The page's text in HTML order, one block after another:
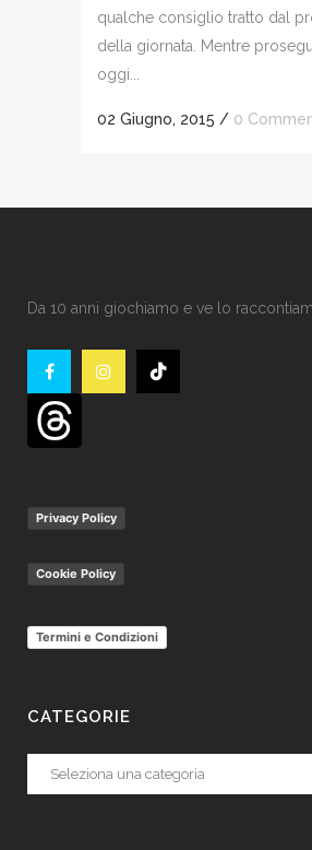
qualche consiglio tratto dal
della giornata. Mentre
oggi...
02 Giugno, 2015 / 0
Da 10 anni giochiamo e ve lo
Privacy Policy
Cookie Policy
Termini e Condizioni
CATEGORIE
Categorie